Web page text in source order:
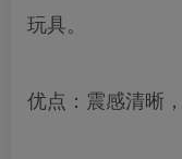
玩具。
优点：震感清晰